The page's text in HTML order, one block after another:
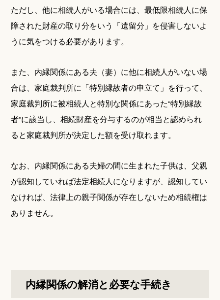
ただし、他に相続人がいる場合には、最低限相続人に保
障された財産の取り分をいう「遺留分」を侵害しないよ
うに気をつける必要があります。
また、内縁関係にある夫（妻）に他に相続人がいない場
合は、家庭裁判所に「特別縁故者の申立て」を行って、
家庭裁判所に被相続人と特別な関係にあった“特別縁故
者”に該当し、相続財産を分与するのが相当と認められ
ると家庭裁判所が決定した額を受け取れます。
なお、内縁関係にある夫婦の間に生まれた子供は、父親
が認知していれば法定相続人になりますが、認知してい
なければ、法律上の親子関係が存在しないため相続権は
ありません。
内縁関係の解消と必要な手続き